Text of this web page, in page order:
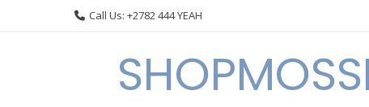
Call Us: +2782 444 YEAH